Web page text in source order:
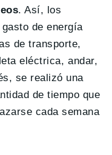
. Así, los
de energía
de transporte,
eléctrica, andar,
se realizó una
de tiempo que
cada semana